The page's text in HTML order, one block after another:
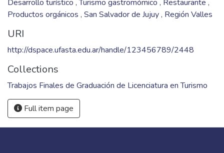
Desarrollo turístico ,Turismo gastromómico , Restaurante ,
Productos orgánicos , San Salvador de Jujuy, Región Valles
URI
http://dspace.ufasta.edu.ar/handle/123456789/2448
Collections
Trabajos Finales de Graduación de Licenciatura en Turismo
Full item page